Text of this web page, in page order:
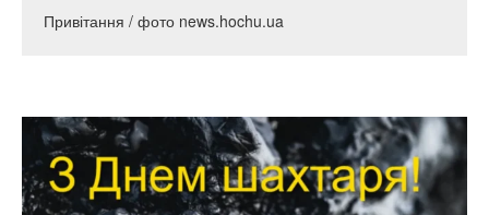
Привітання / фото news.hochu.ua